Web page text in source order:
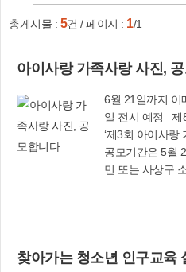
총게시물 : 5건 / 페이지 : 1/1
아이사랑 가족사랑 사진,
6월 21일까지
일 전시 예정 제8회 인구의 날(7월 11일)을 맞아
‘제3회 아이사랑
공모기간은 5월
민 또는 사상구
고 20만원 저작
찾아가는 청소년 인구교육